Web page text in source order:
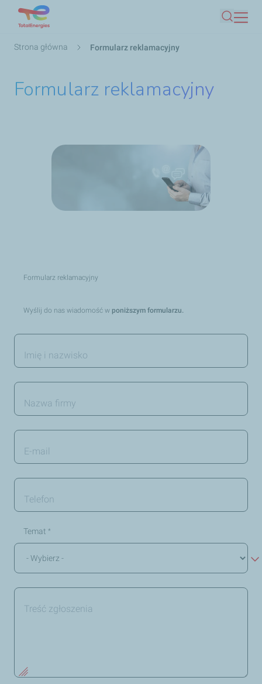
treści
Szukaj
Ścieżka
Strona główna Formularz reklamacyjny
Formularz reklamacyjny
Nagłowek
Formularz reklamacyjny
Opis
Wyślij do nas wiadomość w poniższym formularzu.
Temat *